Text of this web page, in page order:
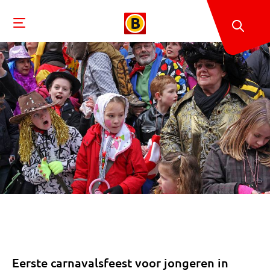
Eerste carnavalsfeest voor jongeren in